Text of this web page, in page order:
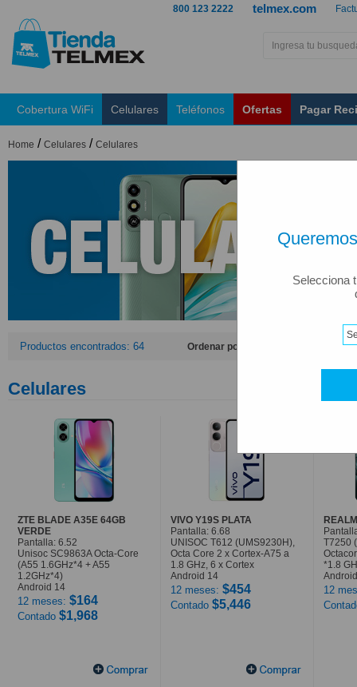
Selecciona
telmex.com
800 123 2222
Cobertura WiFi Celulares Teléfonos Ofertas Pagar
Home / Celulares / Celulares
Productos encontrados: 64 Ordenar por:
Celulares
ZTE BLADE A35E 64GB
VERDE
Pantalla: 6.52
Unisoc SC9863A Octa-Core
(A55 1.6GHz*4 + A55
1.2GHz*4)
Android 14
12 meses: $164
Contado $1,968
VIVO Y19S PLATA
Pantalla: 6.68
UNISOC T612 (UMS9230H),
Octa Core 2 x Cortex-A75 a
1.8 GHz, 6 x Cortex
Android 14
12 meses: $454
Contado $5,446
T7250
*1.8
12